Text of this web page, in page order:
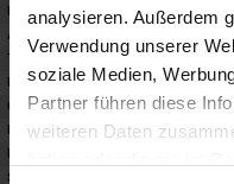
analysieren. Außerdem
Verwendung unserer
soziale Medien,
Partner führen diese
weiteren Daten
Frostsicherheit:
Abriebgruppe
Trittsicherheit barfuß
Farbton:
Oberfläche:
Rektifiziert:
Rutschhemmwert
Stilrichtung